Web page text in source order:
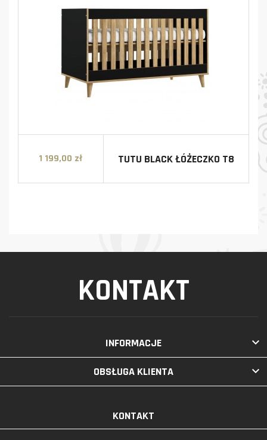
Cena
1 199,00 zł TUTU BLACK ŁÓŻECZKO T8
KONTAKT
INFORMACJE 
OBSŁUGA KLIENTA 
KONTAKT